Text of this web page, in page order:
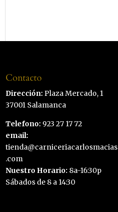
Contacto
Dirección: Plaza Mercado, 1
37001 Salamanca
Telefono: 923 27 17 72
email:
tienda@carniceriacarlosmacias
.com
Nuestro Horario: 8a-16:30p
Sábados de 8 a 14:30